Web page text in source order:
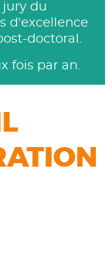
jury du
d'excellence
doctoral.
fois par an.